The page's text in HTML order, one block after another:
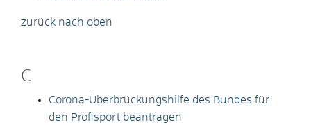
zurück nach oben
C
Corona-Überbrückungshilfe des Bundes für
den Profisport beantragen